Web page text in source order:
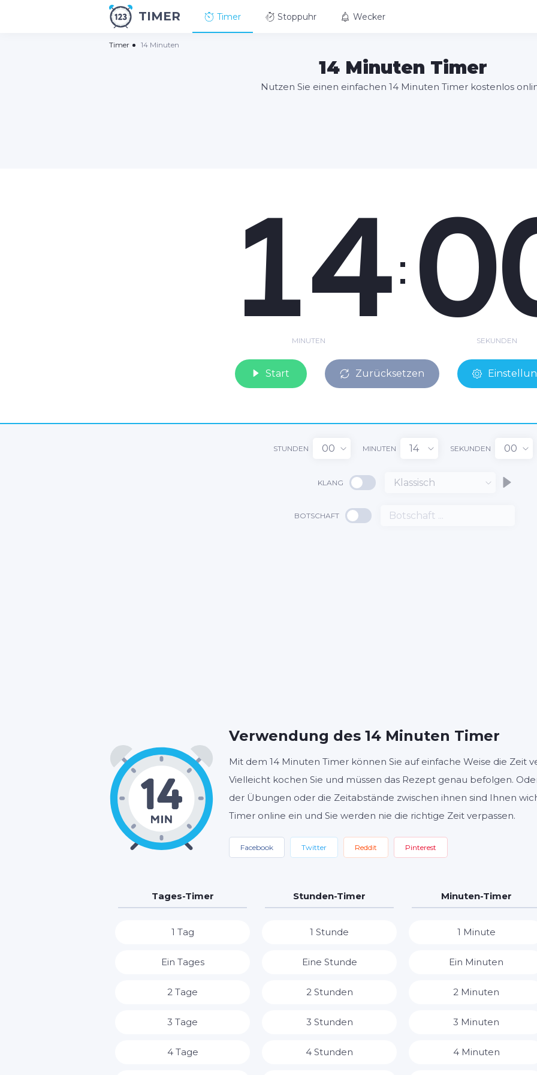
TIMER Timer Stoppuhr Wecker
Timer 14 Minuten
14 Minuten Timer
Nutzen Sie einen einfachen 14 Minuten Timer kostenlos
14
MINUTEN
:
SEKUNDEN
Start Zurücksetzen
STUNDEN 00 MINUTEN 14 SEKUNDEN 00
KLANG Klassisch
BOTSCHAFT
Verwendung des 14 Minuten Timer
Mit dem 14 Minuten Timer können Sie auf einfache Weise die Zeit
Vielleicht kochen Sie und müssen das Rezept genau befolgen.
der Übungen oder die Zeitabstände zwischen ihnen sind Ihnen
Timer online ein und Sie werden nie die richtige Zeit verpassen.
Facebook Twitter Reddit Pinterest
Tages-Timer
1 Tag
Ein Tages
2 Tage
3 Tage
4 Tage
Stunden-Timer
1 Stunde
Eine Stunde
2 Stunden
3 Stunden
4 Stunden
Minuten-Timer
1 Minute
Ein Minuten
2 Minuten
3 Minuten
4 Minuten
14